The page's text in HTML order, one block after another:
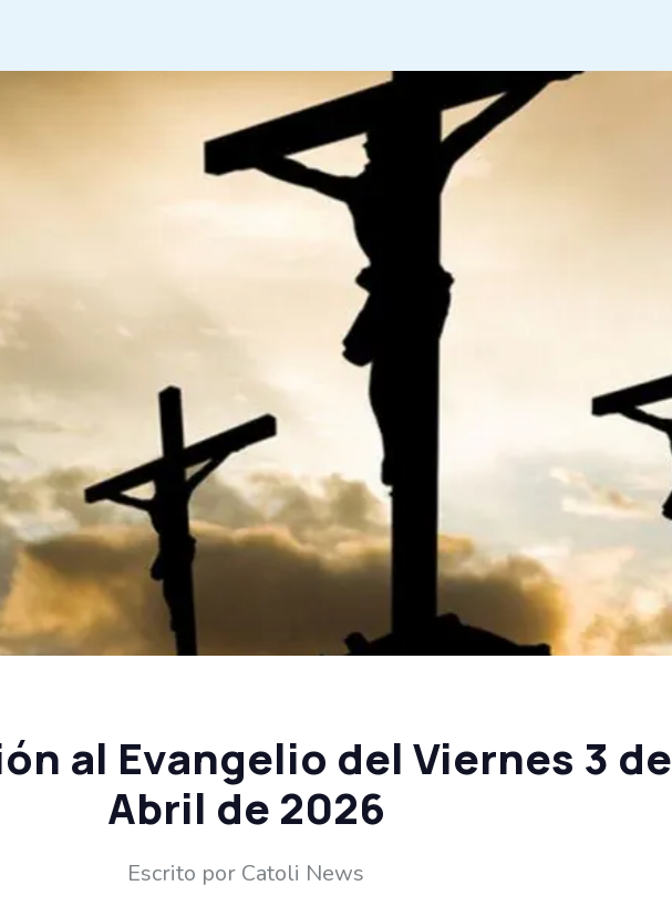
al Evangelio del Viernes 3 de
Abril de 2026
Escrito por Catoli News